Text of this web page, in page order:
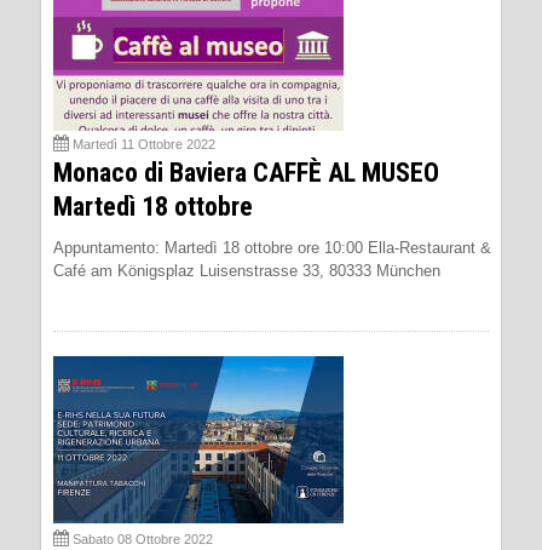
Martedì 11 Ottobre 2022
Monaco di Baviera CAFFÈ AL MUSEO
Martedì 18 ottobre
Appuntamento: Martedì 18 ottobre ore 10:00 Ella-Restaurant &
Café am Königsplaz Luisenstrasse 33, 80333 München
Sabato 08 Ottobre 2022